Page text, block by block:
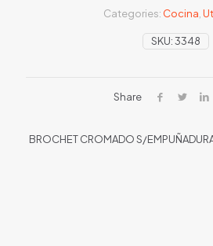
SKU:3348
Categories: Cocina
Share
BROCHET CROMADO S/